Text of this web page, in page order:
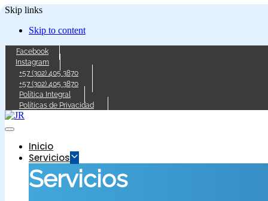
Skip links
Skip to content
Facebook
Instagram
+57 (302) 405 3870
+57 (302) 405 3870
Política Integral
Políticas de Privacidad
Inicio
Servicios
Servicios